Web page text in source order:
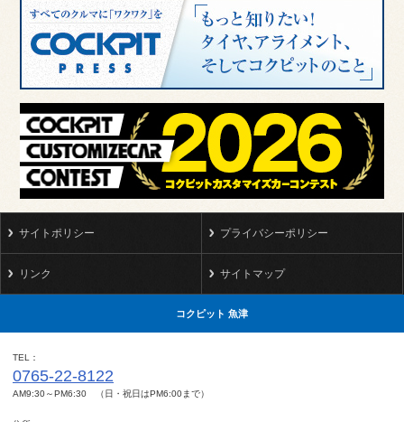
サイトポリシー プライバシーポリシー
リンク サイトマップ
コクピット 魚津
TEL
0765-22-8122
AM9:30～PM6:30 （日・祝日はPM6:00まで）